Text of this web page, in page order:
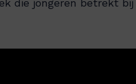
die jongeren betrekt